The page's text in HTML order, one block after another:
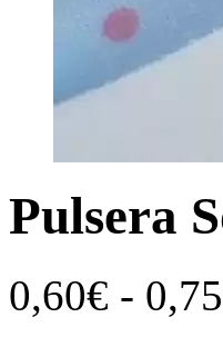
Pulsera
0,60€ - 0,75